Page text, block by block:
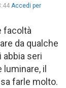
Accedi per
facoltà
da qualche
abbia seri
il
farle molto.